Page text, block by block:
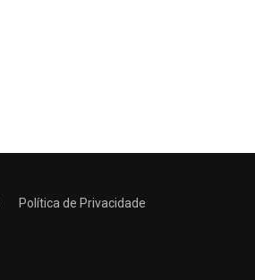
Política de Privacidade